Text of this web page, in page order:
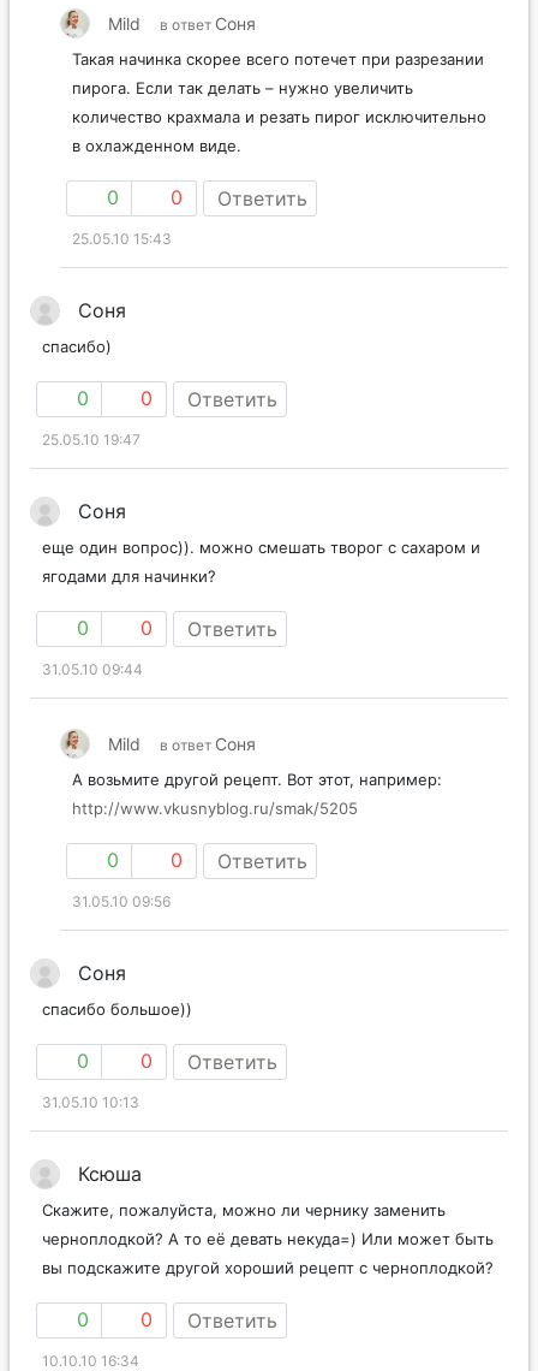
Mild в ответ Соня
Такая начинка скорее всего потечет при разрезании
пирога. Если так делать – нужно увеличить
количество крахмала и резать пирог исключительно
в охлажденном виде.
0 0 Ответить
25.05.10 15:43
Соня
спасибо)
0 0 Ответить
25.05.10 19:47
Соня
еще один вопрос)). можно смешать творог с сахаром и
ягодами для начинки?
0 0 Ответить
31.05.10 09:44
Mild в ответ Соня
А возьмите другой рецепт. Вот этот, например:
http://www.vkusnyblog.ru/smak/5205
0 0 Ответить
31.05.10 09:56
Соня
спасибо большое))
0 0 Ответить
31.05.10 10:13
Ксюша
Скажите, пожалуйста, можно ли чернику заменить
черноплодкой? А то её девать некуда=) Или может быть
вы подскажите другой хороший рецепт с черноплодкой?
0 0 Ответить
10.10.10 16:34